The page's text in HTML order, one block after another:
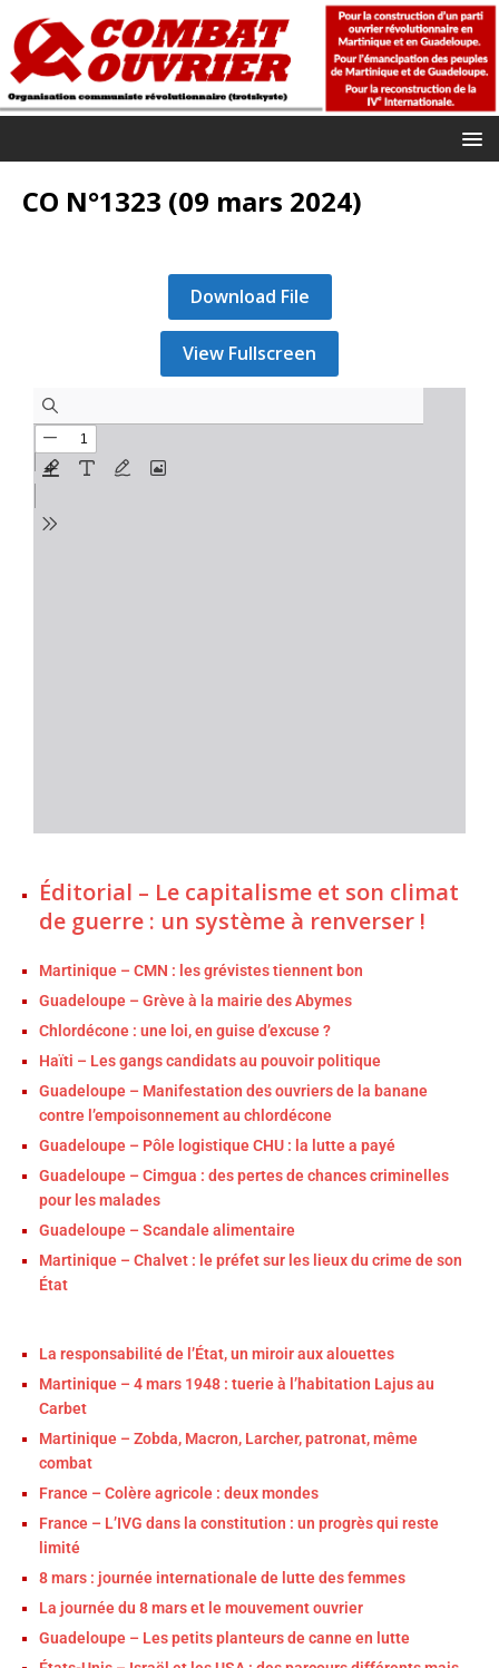
CO N°1323 (09 mars 2024)
Download File
View Fullscreen
Éditorial – Le capitalisme et son climat
de guerre : un système à renverser !
Martinique – CMN : les grévistes tiennent bon
Guadeloupe – Grève à la mairie des Abymes
Chlordécone : une loi, en guise d’excuse ?
Haïti – Les gangs candidats au pouvoir politique
Guadeloupe – Manifestation des ouvriers de la banane
contre l’empoisonnement au chlordécone
Guadeloupe – Pôle logistique CHU : la lutte a payé
Guadeloupe – Cimgua : des pertes de chances criminelles
pour les malades
Guadeloupe – Scandale alimentaire
Martinique – Chalvet : le préfet sur les lieux du crime de son
État
La responsabilité de l’État, un miroir aux alouettes
Martinique – 4 mars 1948 : tuerie à l’habitation Lajus au
Carbet
Martinique – Zobda, Macron, Larcher, patronat, même
combat
France – Colère agricole : deux mondes
France – L’IVG dans la constitution : un progrès qui reste
limité
8 mars : journée internationale de lutte des femmes
La journée du 8 mars et le mouvement ouvrier
Guadeloupe – Les petits planteurs de canne en lutte